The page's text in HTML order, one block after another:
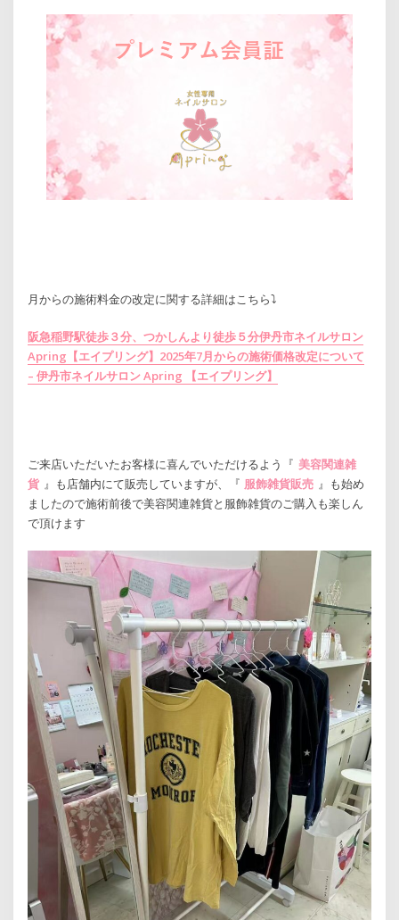
月からの施術料金の改定に関する詳細はこちら⤵
阪急稲野駅徒歩３分、つかしんより徒歩５分伊丹市ネイルサロン
Apring【エイプリング】2025年7月からの施術価格改定について
– 伊丹市ネイルサロン Apring 【エイプリング】
ご来店いただいたお客様に喜んでいただけるよう『 美容関連雑
貨 』も店舗内にて販売していますが、『 服飾雑貨販売 』も始め
ましたので施術前後で美容関連雑貨と服飾雑貨のご購入も楽しん
で頂けます